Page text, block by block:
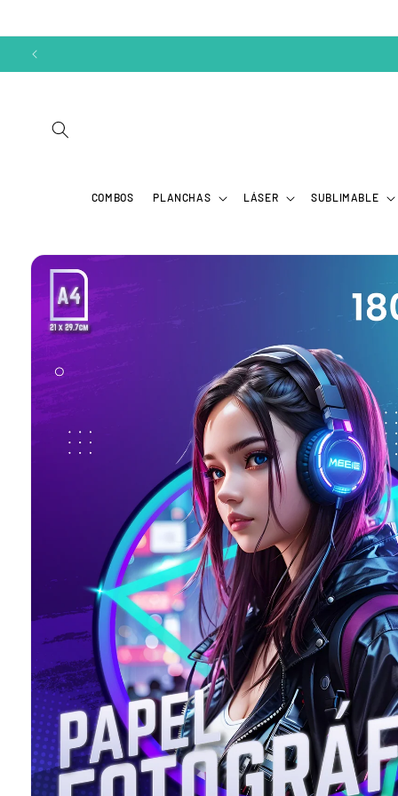
al contenido
COMBOS PLANCHAS LÁSER SUBLIMABLE
directamente
a la
información
del producto